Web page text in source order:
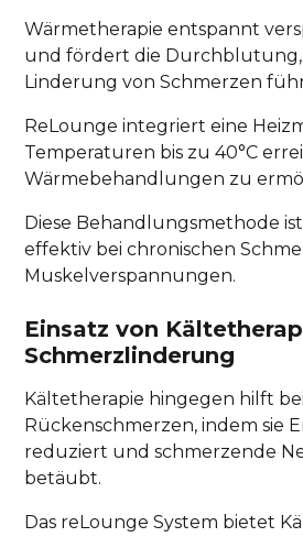
Wärmetherapie entspannt
und fördert die Durchblutung,
Linderung von Schmerzen
ReLounge integriert eine
Temperaturen bis zu 40°C
Wärmebehandlungen zu
Diese Behandlungsmethode
effektiv bei chronischen
Muskelverspannungen.
Einsatz von
Schmerzlinderung
Kältetherapie hingegen hilft
Rückenschmerzen, indem sie
reduziert und schmerzende
betäubt.
Das reLounge System bietet